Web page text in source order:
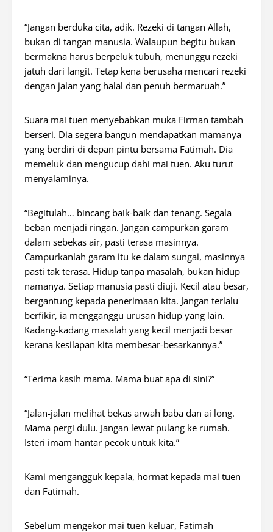
“Jangan berduka cita, adik. Rezeki di tangan Allah,
bukan di tangan manusia. Walaupun begitu bukan
bermakna harus berpeluk tubuh, menunggu rezeki
jatuh dari langit. Tetap kena berusaha mencari rezeki
dengan jalan yang halal dan penuh bermaruah.”
Suara mai tuen menyebabkan muka Firman tambah
berseri. Dia segera bangun mendapatkan mamanya
yang berdiri di depan pintu bersama Fatimah. Dia
memeluk dan mengucup dahi mai tuen. Aku turut
menyalaminya.
“Begitulah… bincang baik-baik dan tenang. Segala
beban menjadi ringan. Jangan campurkan garam
dalam sebekas air, pasti terasa masinnya.
Campurkanlah garam itu ke dalam sungai, masinnya
pasti tak terasa. Hidup tanpa masalah, bukan hidup
namanya. Setiap manusia pasti diuji. Kecil atau besar,
bergantung kepada penerimaan kita. Jangan terlalu
berfikir, ia mengganggu urusan hidup yang lain.
Kadang-kadang masalah yang kecil menjadi besar
kerana kesilapan kita membesar-besarkannya.”
“Terima kasih mama. Mama buat apa di sini?”
“Jalan-jalan melihat bekas arwah baba dan ai long.
Mama pergi dulu. Jangan lewat pulang ke rumah.
Isteri imam hantar pecok untuk kita.”
Kami mengangguk kepala, hormat kepada mai tuen
dan Fatimah.
Sebelum mengekor mai tuen keluar, Fatimah